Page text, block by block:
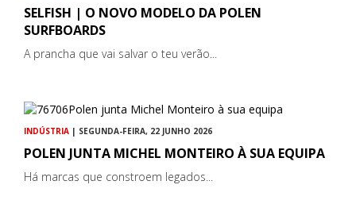
SELFISH | O NOVO MODELO DA POLEN
SURFBOARDS
A prancha que vai salvar o teu verão...
INDÚSTRIA | SEGUNDA-FEIRA, 22 JUNHO 2026
POLEN JUNTA MICHEL MONTEIRO À SUA EQUIPA
Há marcas que constroem legados...